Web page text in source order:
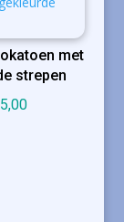
met
strepen